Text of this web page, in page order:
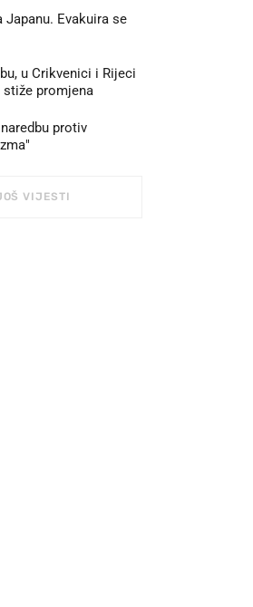
Japanu. Evakuira se
u Crikvenici i Rijeci
stiže promjena
protiv
VIJESTI